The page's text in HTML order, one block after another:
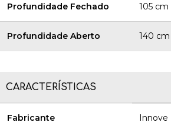
Profundidade Fechado 105 cm
Profundidade Aberto 140 cm
CARACTERÍSTICAS
Fabricante Innove